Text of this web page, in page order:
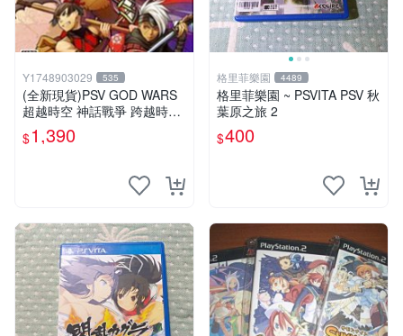
Y1748903029 535
(全新現貨)PSV GOD WARS
超越時空 神話戰爭 跨越時空
亞版中文版
$1,390
格里菲樂園 4489
格里菲樂園 ~ PSVITA PSV 秋
葉原之旅 2
$400